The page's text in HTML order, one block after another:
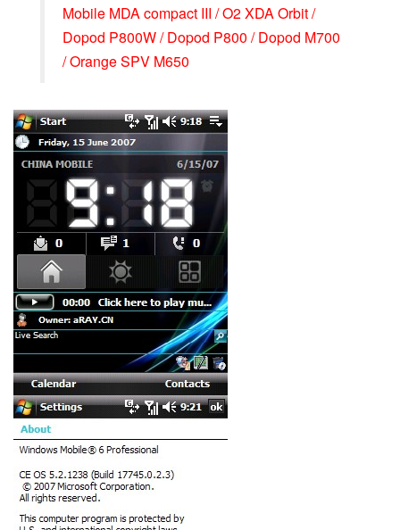
Mobile MDA compact III / O2 XDA Orbit /
Dopod P800W / Dopod P800 / Dopod M700
/ Orange SPV M650